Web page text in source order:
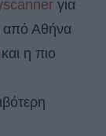
για
από Αθήνα
και η πιο